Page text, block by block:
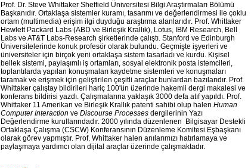
Prof. Dr. Steve Whittaker Sheffield Üniversitesi Bilgi Araştırmaları Bölümü
Başkanıdır. Ortaklaşa sistemler kuramı, tasarımı ve değerlendirmesi ile çoklu
ortam (multimedia) erişim ilgi duyduğu araştırma alanlarıdır. Prof. Whittaker
Hewlett Packard Labs (ABD ve Birleşik Krallık), Lotus, IBM Research, Bell
Labs ve AT&T Labs-Research şirketlerinde çalıştı. Stanford ve Edinburgh
Üniversitelerinde konuk profesör olarak bulundu. Geçmişte işyerleri ve
üniversiteler için birçok yeni ortaklaşa sistem tasarladı ve kurdu. Kişisel
bellek sistemi, paylaşımlı iş ortamları, sosyal elektronik posta istemcileri,
toplantılarda yapılan konuşmaları kaydetme sistemleri ve konuşmaları
taramak ve erişmek için geliştirilen çeşitli araçlar bunlardan bazılarıdır. Prof.
Whittaker çalıştay bildirileri hariç 100'ün üzerinde hakemli dergi makalesi ve
konferans bildirisi yazdı. Çalışmalarına yaklaşık 3000 defa atıf yapıldı. Prof.
Whittaker 11 Amerikan ve Birleşik Krallık patenti sahibi olup halen Human
Computer Interaction ve Discourse Processesdergilerinin Yazı
Değerlendirme kurullarındadır. 2000 yılında düzenlenen Bilgisayar Destekli
Ortaklaşa Çalışma (CSCW) Konferansının Düzenleme Komitesi Eşbaşkanı
olarak görev yapmıştır. Prof. Whittaker halen anılarımızı hatırlamaya ve
paylaşmaya yardımcı olan dijital araçlar üzerinde çalışmaktadır.